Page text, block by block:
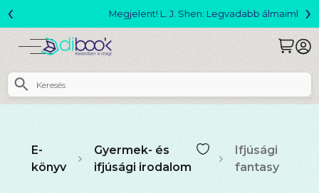
Megjelent! L. J. Shen: Legvadabb álmaimban szeretlek
‹ ›
E-
könyv
Gyermek- és
ifjúsági irodalom
Ifjúsági
fantasy